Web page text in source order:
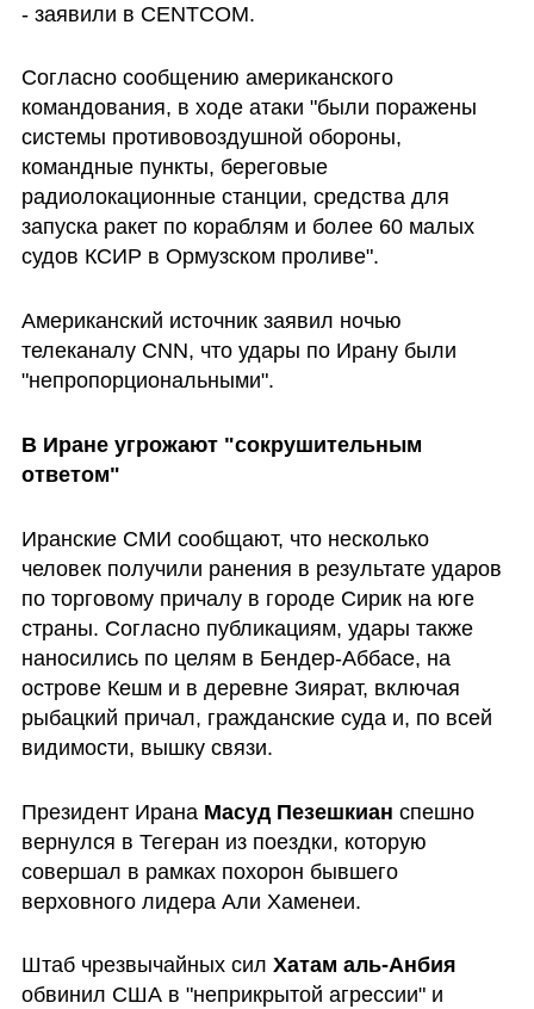
- заявили в CENTCOM.
Согласно сообщению американского
командования, в ходе атаки "были поражены
системы противовоздушной обороны,
командные пункты, береговые
радиолокационные станции, средства для
запуска ракет по кораблям и более 60 малых
судов КСИР в Ормузском проливе".
Американский источник заявил ночью
телеканалу CNN, что удары по Ирану были
"непропорциональными".
В Иране угрожают "сокрушительным
ответом"
Иранские СМИ сообщают, что несколько
человек получили ранения в результате ударов
по торговому причалу в городе Сирик на юге
страны. Согласно публикациям, удары также
наносились по целям в Бендер-Аббасе, на
острове Кешм и в деревне Зиярат, включая
рыбацкий причал, гражданские суда и, по всей
видимости, вышку связи.
Президент Ирана Масуд Пезешкиан спешно
вернулся в Тегеран из поездки, которую
совершал в рамках похорон бывшего
верховного лидера Али Хаменеи.
Штаб чрезвычайных сил Хатам аль-Анбия
обвинил США в "неприкрытой агрессии" и